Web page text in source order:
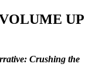
UP
Crushing the